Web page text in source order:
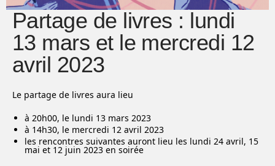
Partage de livres : lundi
13 mars et le mercredi 12
avril 2023
Le partage de livres aura lieu
à 20h00, le lundi 13 mars 2023
à 14h30, le mercredi 12 avril 2023
les rencontres suivantes auront lieu les lundi 24 avril, 15
mai et 12 juin 2023 en soirée